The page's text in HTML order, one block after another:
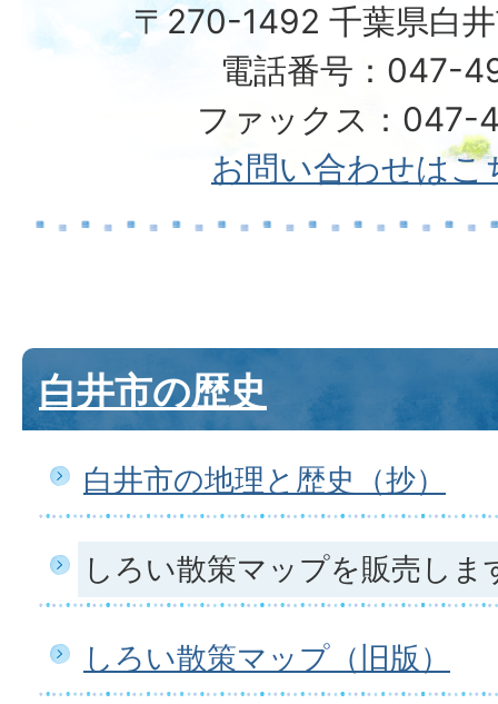
〒270-1492 千葉県白
電話番号：047-
ファックス：047-
お問い合わせはこ
白井市の歴史
白井市の地理と歴史（抄）
しろい散策マップを販売しま
しろい散策マップ（旧版）